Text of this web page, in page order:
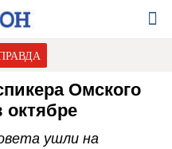
Омского
октябре
ушли на